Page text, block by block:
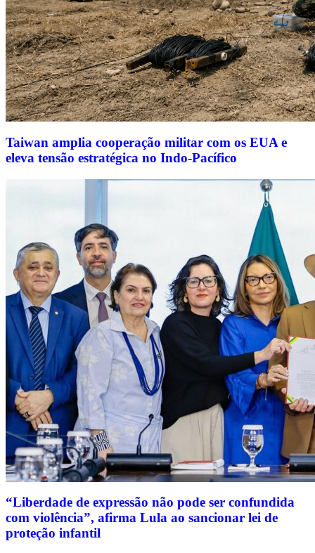
Taiwan amplia cooperação militar com os EUA e
eleva tensão estratégica no Indo-Pacífico
“Liberdade de expressão não pode ser confundida
com violência”, afirma Lula ao sancionar lei de
proteção infantil